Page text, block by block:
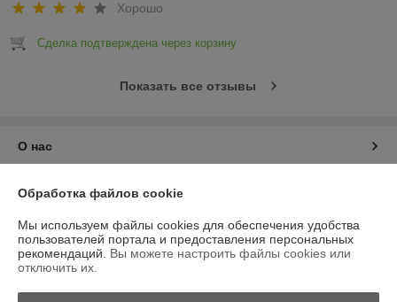
Хорошо
Сделка подтверждена через корзину
Показать все отзывы
О нас
Контакты
Доставка и оплата
График работы
Обработка файлов cookie
Мы используем файлы cookies для обеспечения удобства
пользователей портала и предоставления персональных
рекомендаций. Вы можете настроить файлы cookies или
отключить их.